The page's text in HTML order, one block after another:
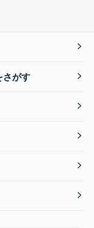
さがす